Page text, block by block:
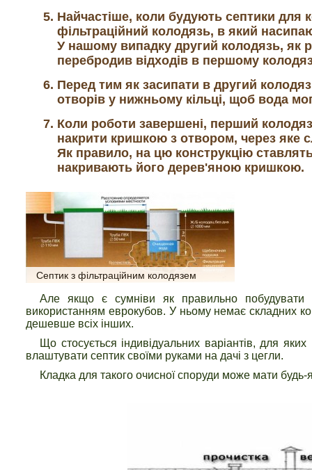
Найчастіше, коли будують септики для
фільтраційний колодязь, в який
У нашому випадку другий колодязь, як
перебродив відходів в першому
Перед тим як засипати в другий
отворів у нижньому кільці, щоб вода
Коли роботи завершені, перший
накрити кришкою з отвором, через яке
Як правило, на цю конструкцію
накривають його дерев'яною кришкою.
Септик з фільтраційним колодязем
Але якщо є сумніви як правильно побудувати
використанням еврокубов. У ньому немає складних
дешевше всіх інших.
Що стосується індивідуальних варіантів, для
влаштувати септик своїми руками на дачі з цегли.
Кладка для такого очисної споруди може мати